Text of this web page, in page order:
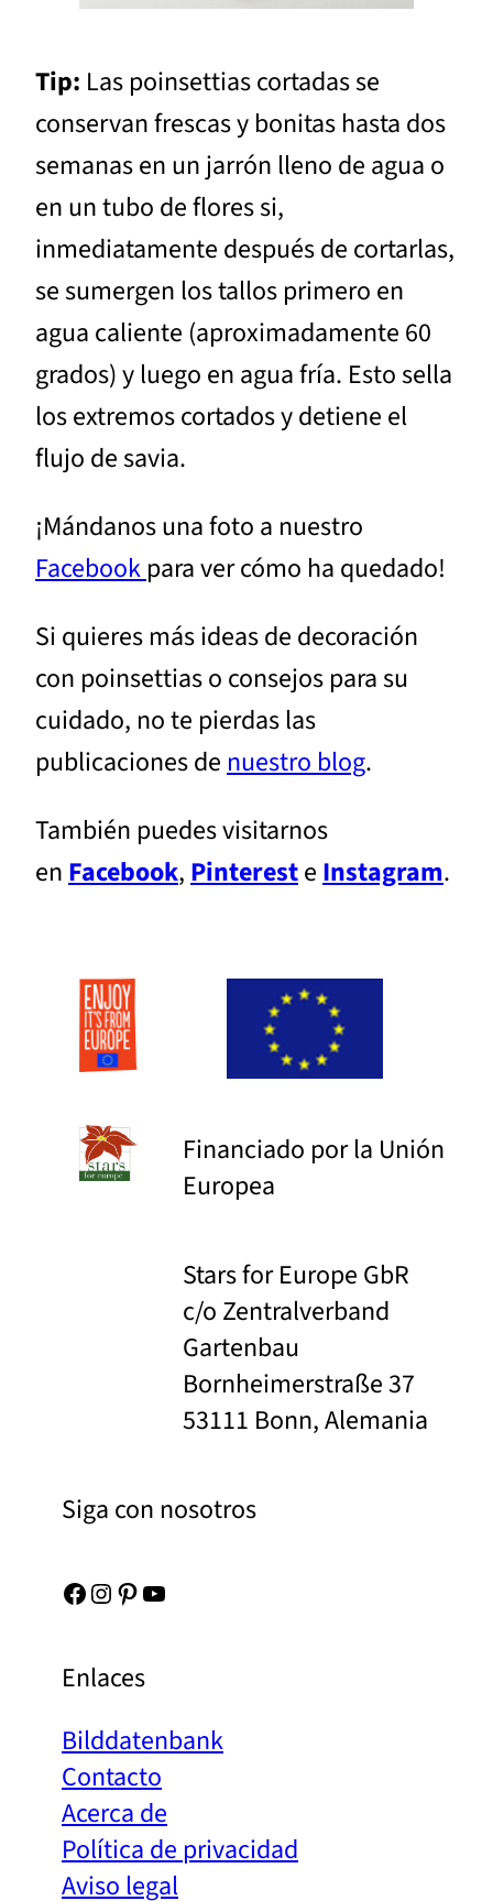
Tip: Las poinsettias cortadas se
conservan frescas y bonitas hasta dos
semanas en un jarrón lleno de agua o
en un tubo de flores si,
inmediatamente después de cortarlas,
se sumergen los tallos primero en
agua caliente (aproximadamente 60
grados) y luego en agua fría. Esto sella
los extremos cortados y detiene el
flujo de savia.
¡Mándanos una foto a nuestro
Facebookpara ver cómo ha quedado!
Si quieres más ideas de decoración
con poinsettias o consejos para su
cuidado, no te pierdas las
publicaciones denuestro blog.
También puedes visitarnos
enFacebook,PinteresteInstagram.
Financiado por la Unión
Europea
Stars for Europe GbR
c/o Zentralverband
Gartenbau
Bornheimerstraße 37
53111 Bonn, Alemania
Siga con nosotros
Facebook Instagram Pinterest YouTube
Enlaces
Bilddatenbank
Contacto
Acerca de
Política de privacidad
Aviso legal